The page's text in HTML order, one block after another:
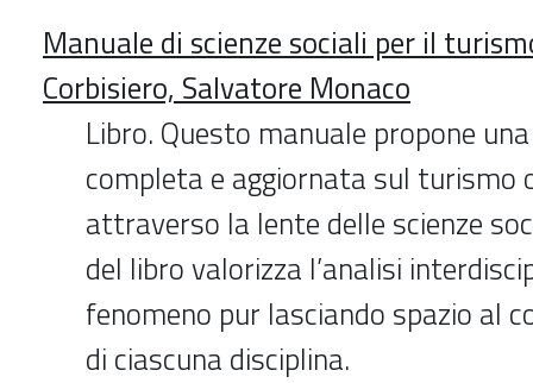
Manuale di scienze sociali per il
Corbisiero, Salvatore Monaco
Libro. Questo manuale propone
completa e aggiornata sul turismo
attraverso la lente delle scienze
del libro valorizza l’analisi
fenomeno pur lasciando spazio al
di ciascuna disciplina.